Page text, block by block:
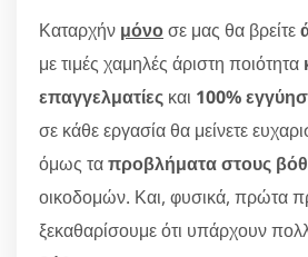
Καταρχήν μόνοσε μας θα βρείτε
με τιμές χαμηλές άριστη ποιότητα
επαγγελματίες και 100%
σε κάθε εργασία θα μείνετε
όμως ταπροβλήματα στους
οικοδομών. Και, φυσικά, πρώτα
ξεκαθαρίσουμε ότι υπάρχουν